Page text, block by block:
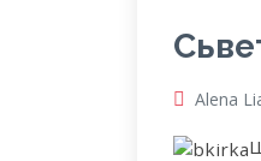
Alena